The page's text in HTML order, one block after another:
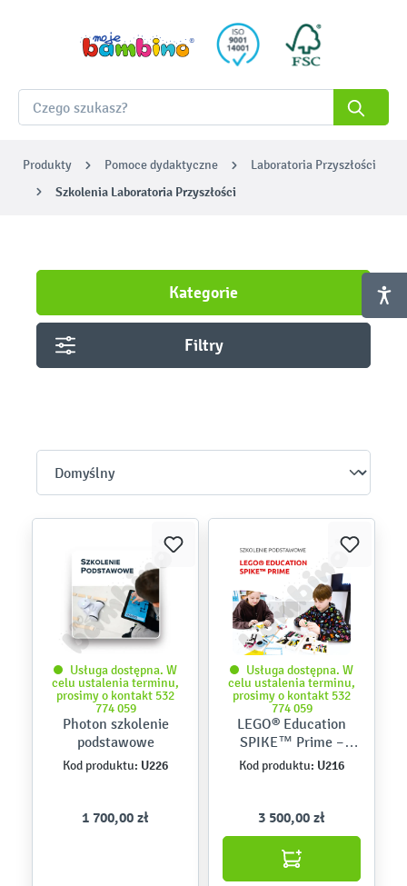
Produkty Pomoce dydaktyczne Laboratoria Przyszłości
Szkolenia Laboratoria Przyszłości
Kategorie
Filtry
Usługa dostępna. W
celu ustalenia terminu,
prosimy o kontakt 532
774 059
Photon szkolenie
podstawowe
Kod produktu: U226
1 700,00 zł
Usługa dostępna. W
celu ustalenia terminu,
prosimy o kontakt 532
774 059
LEGO® Education
SPIKE™ Prime –
szkolenie
podstawowe
Kod produktu: U216
3 500,00 zł